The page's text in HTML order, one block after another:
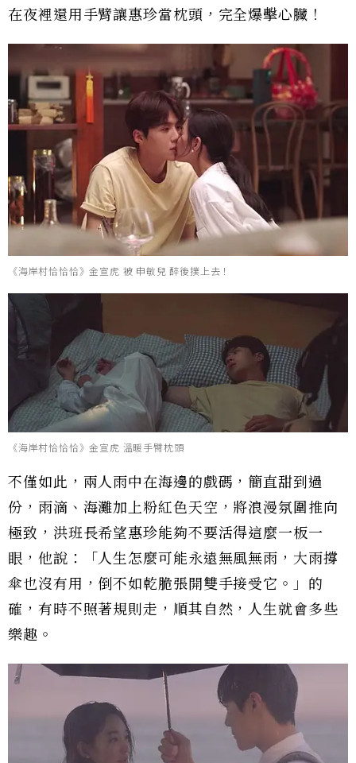
在夜裡還用手臂讓惠珍當枕頭，完全爆擊心臟！
《海岸村恰恰恰》金宣虎 被 申敏兒 醉後撲上去！
《海岸村恰恰恰》金宣虎 溫暖手臂枕頭
不僅如此，兩人雨中在海邊的戲碼，簡直甜到過
份，雨滴、海灘加上粉紅色天空，將浪漫氛圍推向
極致，洪班長希望惠珍能夠不要活得這麼一板一
眼，他說：「人生怎麼可能永遠無風無雨，大雨撐
傘也沒有用，倒不如乾脆張開雙手接受它。」的
確，有時不照著規則走，順其自然，人生就會多些
樂趣。